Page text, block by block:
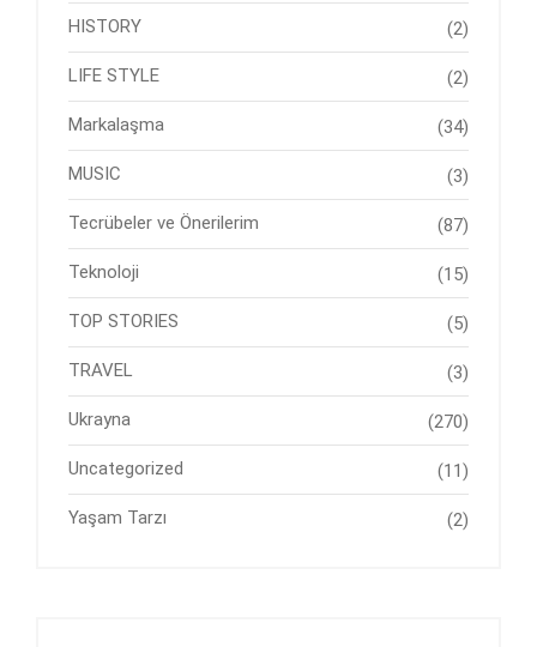
HISTORY (2)
LIFE STYLE (2)
Markalaşma (34)
MUSIC (3)
Tecrübeler ve Önerilerim (87)
Teknoloji (15)
TOP STORIES (5)
TRAVEL (3)
Ukrayna (270)
Uncategorized (11)
Yaşam Tarzı (2)